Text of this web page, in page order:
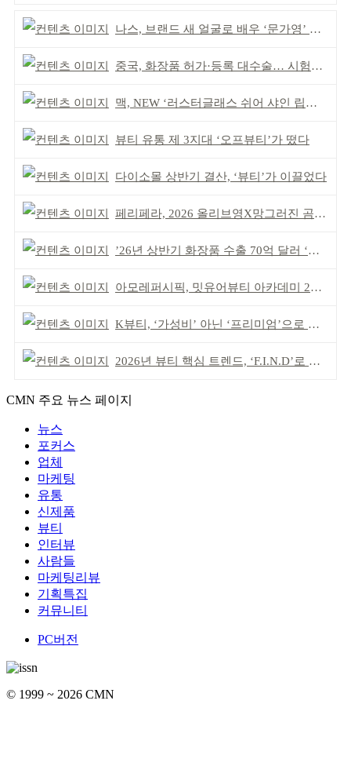
나스, 브랜드 새 얼굴로 배우 ‘문가영’ 발탁
중국, 화장품 허가·등록 대수술… 시험자료 공용 허용
맥, NEW ‘러스터글래스 쉬어 샤인 립스틱’ 출시
뷰티 유통 제 3지대 ‘오프뷰티’가 떴다
다이소몰 상반기 결산, ‘뷰티’가 이끌었다
페리페라, 2026 올리브영X망그러진 곰 콜라보
’26년 상반기 화장품 수출 70억 달러 ‘역대 최고’
아모레퍼시픽, 밋유어뷰티 아카데미 2기 발대식
K뷰티, ‘가성비’ 아닌 ‘프리미엄’으로 승부걸어야
2026년 뷰티 핵심 트렌드, ‘F.I.N.D’로 읽는다
CMN 주요 뉴스 페이지
뉴스
포커스
업체
마케팅
유통
신제품
뷰티
인터뷰
사람들
마케팅리뷰
기획특집
커뮤니티
PC버전
© 1999 ~ 2026 CMN